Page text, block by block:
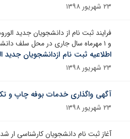
۲۳ شهریور ۱۳۹۸
و ۱ مهرماه سال جاری در محل سلف دانشگاه برگزار خواهد شد
اطلاعیه ثبت نام ازدانشجویان جدید
۲۳ شهریور ۱۳۹۸
آگهی واگذاری خدمات بوفه چاپ و
۲۳ شهریور ۱۳۹۸
آغاز ثبت نام دانشجویان کارشناسی ار شد از تاریخ ۲۴ و